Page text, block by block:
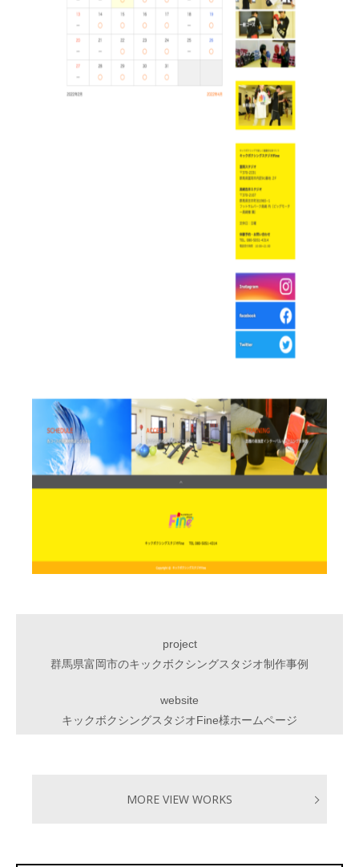
project
群馬県富岡市のキックボクシングスタジオ制作事例
website
キックボクシングスタジオFine様ホームページ
MORE VIEW WORKS